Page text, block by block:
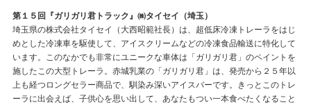
第１５回『ガリガリ君トラック』㈱タイセイ（埼玉）
埼玉県の株式会社タイセイ（大西昭範社長）は、超低床冷凍トレーラをはじ
めとした冷凍車を駆使して、アイスクリームなどの冷凍食品輸送に特化して
います。このなかでも非常にユニークな車体は「ガリガリ君」のペイントを
施したこの大型トレーラ。赤城乳業の「ガリガリ君」は、発売から２５年以
上も経つロングセラー商品で、馴染み深いアイスバーです。きっとこのトレ
ーラに出会えば、子供心を思い出して、あなたもつい一本食べたくなること